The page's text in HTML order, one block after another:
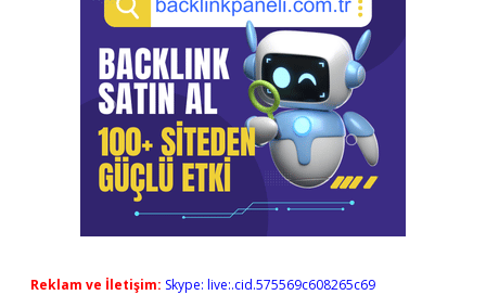
Reklam ve İletişim: Skype: live:.cid.575569c608265c69